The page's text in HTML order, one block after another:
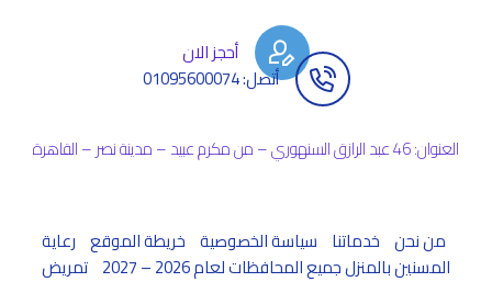
أحجز الان
أتصل: 01095600074
العنوان: 46 عبد الرازق السنهوري – من مكرم عبيد – مدينة نصر – القاهرة
من نحن خدماتنا سياسة الخصوصية خريطة الموقع رعاية
المسنين بالمنزل جميع المحافظات لعام 2026 – 2027
تمريض